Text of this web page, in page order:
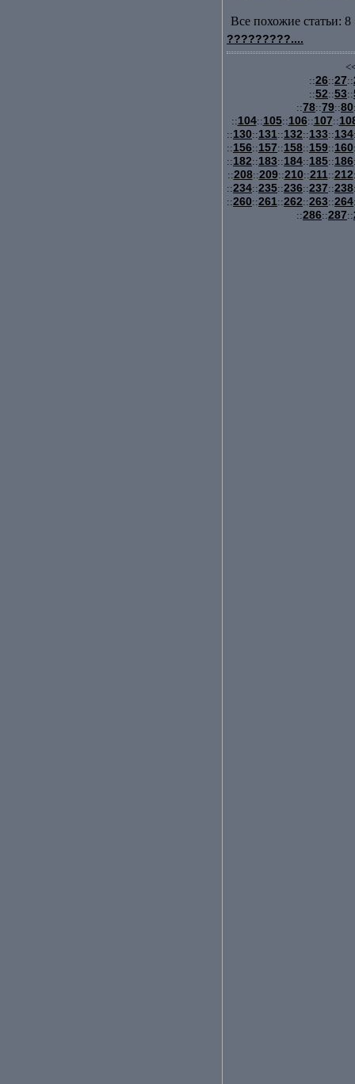
Все похожие статьи: 8
?????????....
::26::27::
::52::53::
::78::79::80
::104::105::106::107::
::130::131::132::133::134
::156::157::158::159::160
::182::183::184::185::186
::208::209::210::211::212
::234::235::236::237::238
::260::261::262::263::264
::286::287::